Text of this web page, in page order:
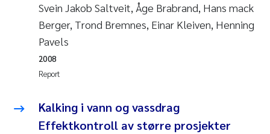
2006
2005
Benoit Olivier Demars
Maia Røst Kile
Svein Jakob Saltveit, Åge Brabrand, Hans mack
Berger, Trond Bremnes, Einar Kleiven, Henning
Pavels
Report
2008
Kalking i vann og vassdrag
Effektkontroll av større prosjekter